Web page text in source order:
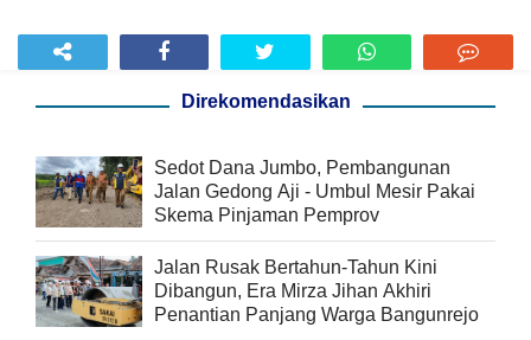
Direkomendasikan
Sedot Dana Jumbo, Pembangunan
Jalan Gedong Aji - Umbul Mesir Pakai
Skema Pinjaman Pemprov
Jalan Rusak Bertahun-Tahun Kini
Dibangun, Era Mirza Jihan Akhiri
Penantian Panjang Warga Bangunrejo